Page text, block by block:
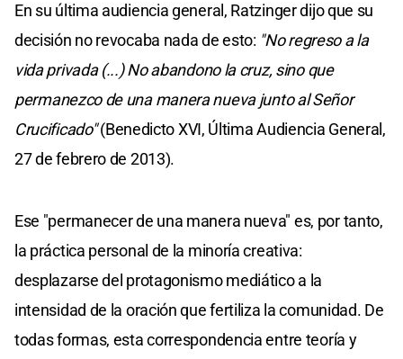
En su última audiencia general, Ratzinger dijo que su
decisión no revocaba nada de esto: "No regreso a la
vida privada (...) No abandono la cruz, sino que
permanezco de una manera nueva junto al Señor
Crucificado"(Benedicto XVI, Última Audiencia General,
27 de febrero de 2013).
Ese "permanecer de una manera nueva" es, por tanto,
la práctica personal de la minoría creativa:
desplazarse del protagonismo mediático a la
intensidad de la oración que fertiliza la comunidad. De
todas formas, esta correspondencia entre teoría y